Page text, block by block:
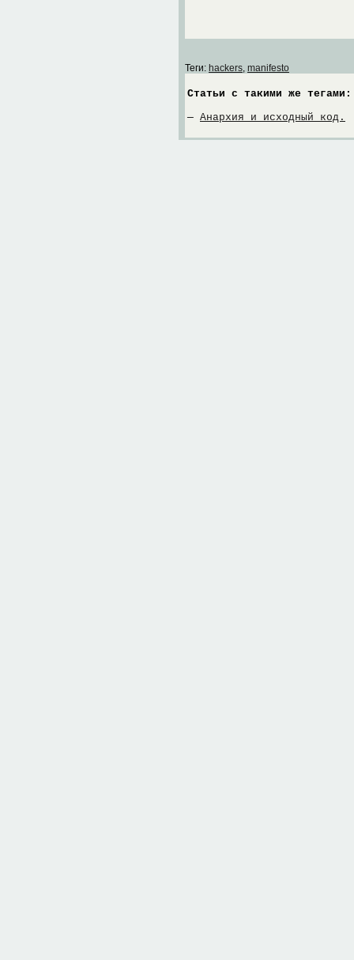
Теги: hackers, manifesto
Статьи с такими же тегами:
— Анархия и исходный код.